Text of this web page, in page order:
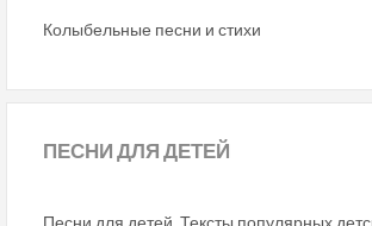
Колыбельные песни и стихи
ПЕСНИДЛЯ ДЕТЕЙ
Песни для детей. Тексты популярных